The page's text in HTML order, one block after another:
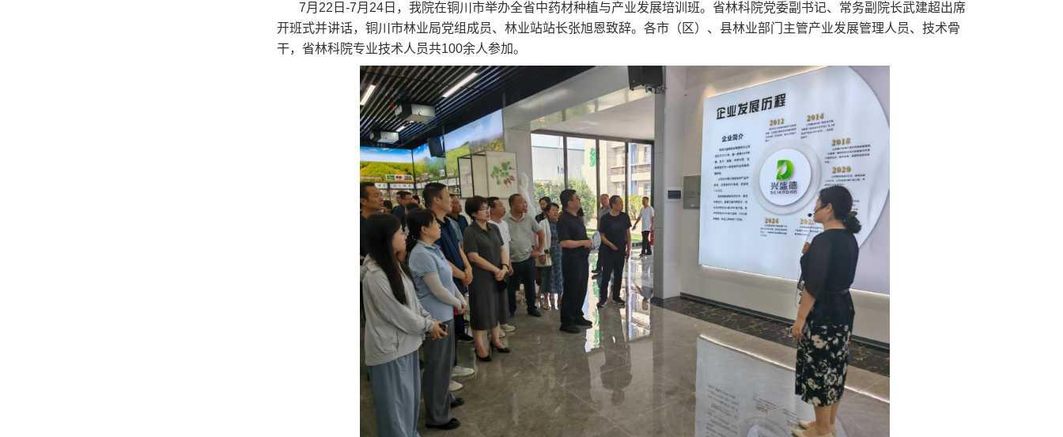
7月22日-7月24日，我院在铜川市举办全省中药材种植与产业发展培训班。省林科院党委副书记、常务副院长武建超出席
开班式并讲话，铜川市林业局党组成员、林业站站长张旭恩致辞。各市（区）、县林业部门主管产业发展管理人员、技术骨
干，省林科院专业技术人员共100余人参加。